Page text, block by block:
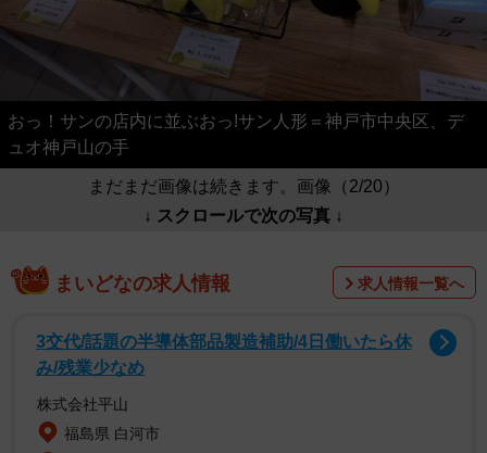
おっ！サンの店内に並ぶおっ!サン人形＝神戸市中央区、デ
ュオ神戸山の手
まだまだ画像は続きます。画像（2/20）
↓ スクロールで次の写真 ↓
まいどなの求人情報 求人情報一覧へ
3交代/話題の半導体部品製造補助/4日働いたら休
み/残業少なめ
株式会社平山
福島県 白河市